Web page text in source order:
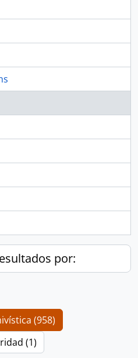
por:
(958)
(1)